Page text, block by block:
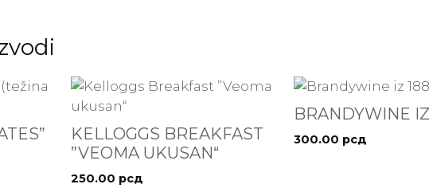
KELLOGGS BREAKFAST
”VEOMA UKUSAN“
250.00 рсд
BRANDYWINE IZ
300.00 рсд